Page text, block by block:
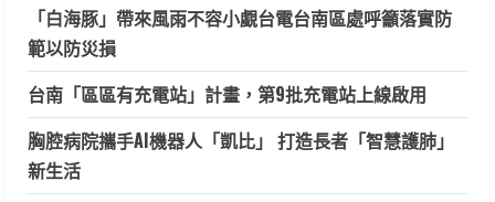
「白海豚」帶來風雨不容小覷台電台南區處呼籲落實防
範以防災損
台南「區區有充電站」計畫，第9批充電站上線啟用
胸腔病院攜手AI機器人「凱比」 打造長者「智慧護肺」
新生活